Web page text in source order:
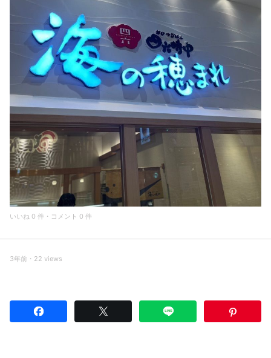
いいね 0 件・コメント 0 件
3年前・22 views